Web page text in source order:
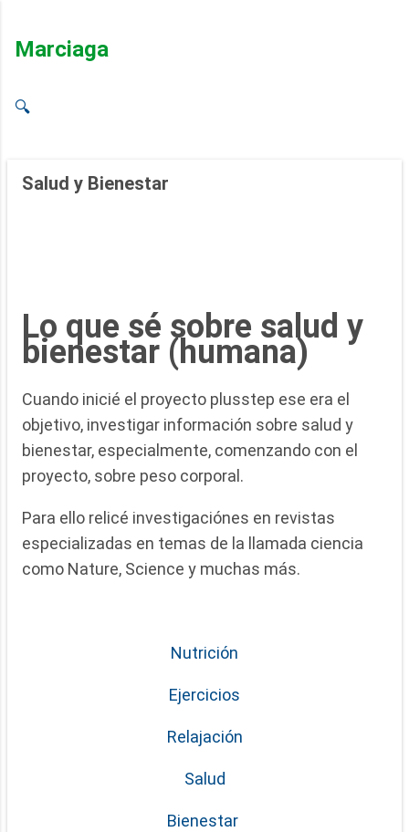
Marciaga
🔍
Salud y Bienestar
Lo que sé sobre salud y
bienestar (humana)
Cuando inicié el proyecto plusstep ese era el
objetivo, investigar información sobre salud y
bienestar, especialmente, comenzando con el
proyecto, sobre peso corporal.
Para ello relicé investigaciónes en revistas
especializadas en temas de la llamada ciencia
como Nature, Science y muchas más.
Nutrición
Ejercicios
Relajación
Salud
Bienestar